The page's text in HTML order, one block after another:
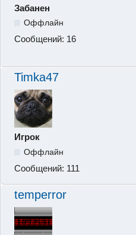
Забанен
Оффлайн
Сообщений: 16
Timka47
Игрок
Оффлайн
Сообщений: 111
temperror